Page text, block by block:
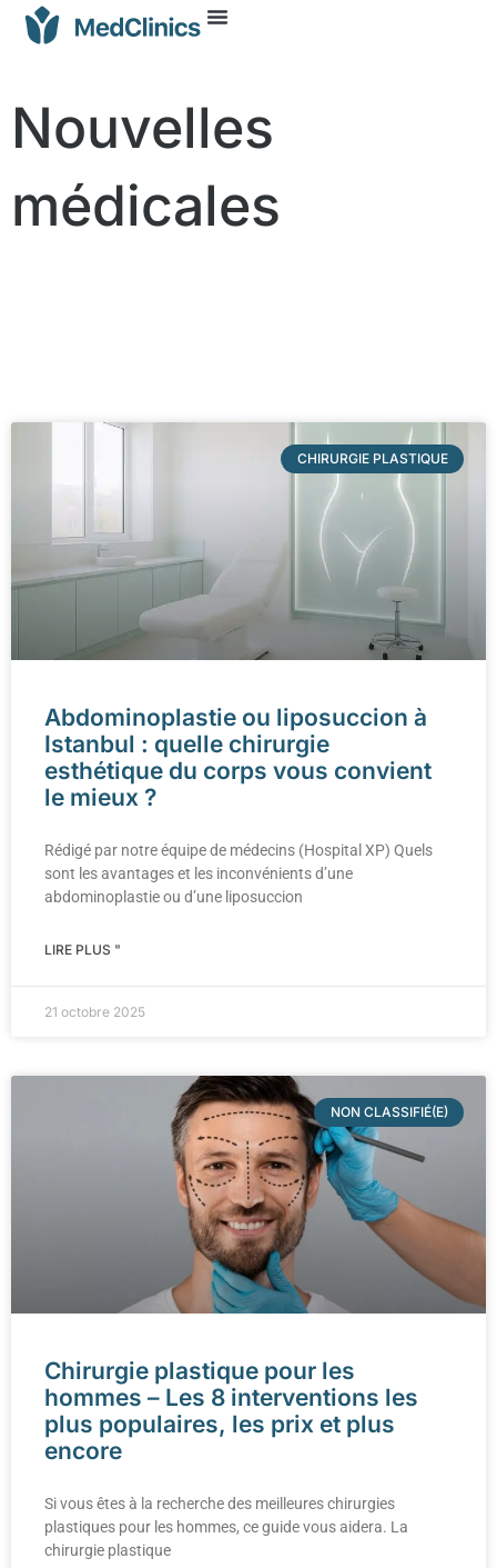
Nouvelles
médicales
CHIRURGIE PLASTIQUE
Abdominoplastie ou liposuccion à
Istanbul : quelle chirurgie
esthétique du corps vous convient
le mieux ?
Rédigé par notre équipe de médecins (Hospital XP) Quels
sont les avantages et les inconvénients d’une
abdominoplastie ou d’une liposuccion
LIRE PLUS "
21 octobre 2025
NON CLASSIFIÉ(E)
Chirurgie plastique pour les
hommes – Les 8 interventions les
plus populaires, les prix et plus
encore
Si vous êtes à la recherche des meilleures chirurgies
plastiques pour les hommes, ce guide vous aidera. La
chirurgie plastique